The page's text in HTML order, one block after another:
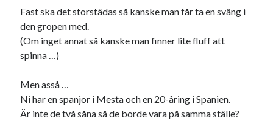
Fast ska det storstädas så kanske man får ta en sväng i
den gropen med.
(Om inget annat så kanske man finner lite fluff att
spinna …)
Men asså …
Ni har en spanjor i Mesta och en 20-åring i Spanien.
Är inte de två såna så de borde vara på samma ställe?